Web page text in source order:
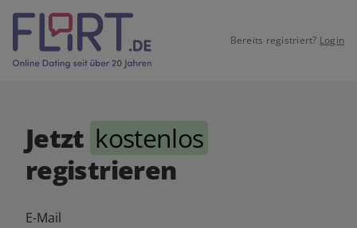
Bereits registriert? Login
Jetzt kostenlos
registrieren
E-Mail